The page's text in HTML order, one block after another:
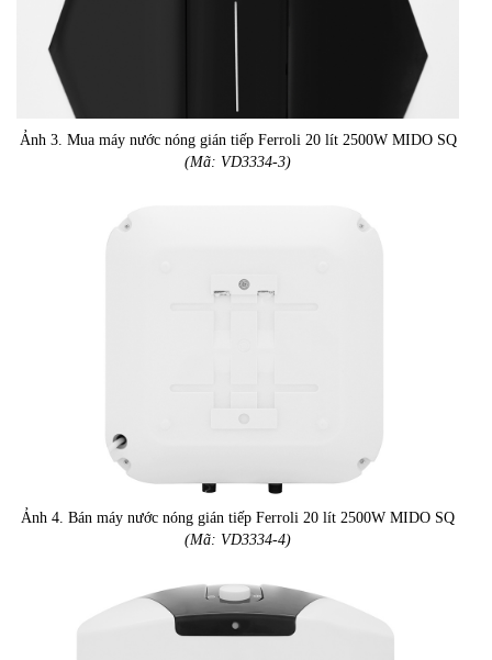
Ảnh 3. Mua máy nước nóng gián tiếp Ferroli 20 lít 2500W MIDO SQ
(Mã: VD3334-3)
Ảnh 4. Bán máy nước nóng gián tiếp Ferroli 20 lít 2500W MIDO SQ
(Mã: VD3334-4)